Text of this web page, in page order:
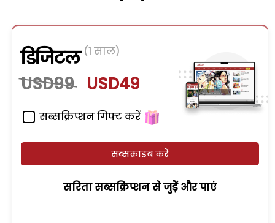
डिजिटल (1 साल)
USD99 USD49
सब्सक्रिप्शन गिफ्ट करें
सब्सक्राइब करें
सरिता सब्सक्रिप्शन से जुड़ेें और पाएं